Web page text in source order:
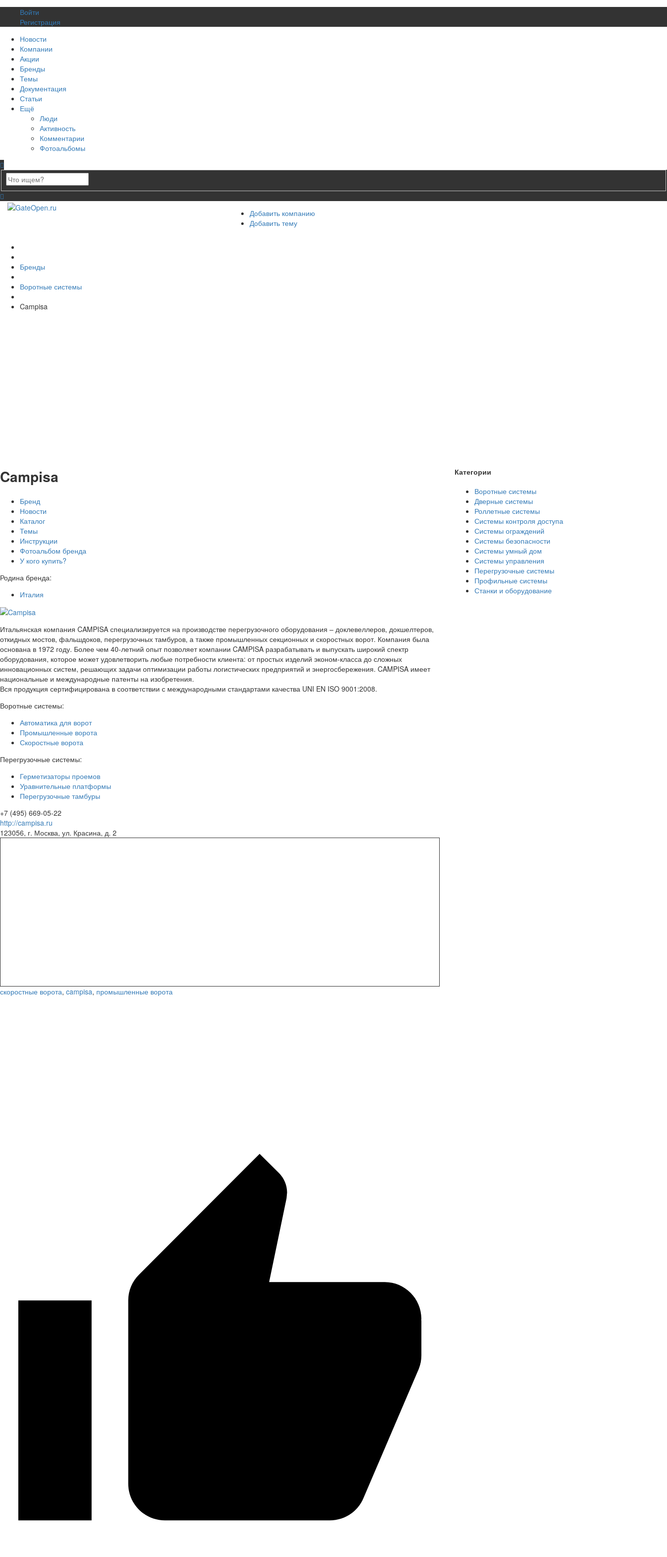
Войти
Регистрация
Новости
Компании
Акции
Бренды
Темы
Документация
Статьи
Ещё
Люди
Активность
Комментарии
Фотоальбомы
Добавить компанию
Добавить тему
Бренды
Воротные системы
Campisa
Campisa
Бренд
Новости
Каталог
Темы
Инструкции
Фотоальбом бренда
У кого купить?
Родина бренда:
Италия
Итальянская компания CAMPISA специализируется на производстве перегрузочного оборудования – доклевеллеров, докшелтеров,
откидных мостов, фальшдоков, перегрузочных тамбуров, а также промышленных секционных и скоростных ворот. Компания была
основана в 1972 году. Более чем 40-летний опыт позволяет компании CAMPISA разрабатывать и выпускать широкий спектр
оборудования, которое может удовлетворить любые потребности клиента: от простых изделий эконом-класса до сложных
инновационных систем, решающих задачи оптимизации работы логистических предприятий и энергосбережения. CAMPISA имеет
национальные и международные патенты на изобретения.
Вся продукция сертифицирована в соответствии с международными стандартами качества UNI EN ISO 9001:2008.
Воротные системы:
Автоматика для ворот
Промышленные ворота
Скоростные ворота
Перегрузочные системы:
Герметизаторы проемов
Уравнительные платформы
Перегрузочные тамбуры
+7 (495) 669-05-22
http://campisa.ru
123056, г. Москва, ул. Красина, д. 2
скоростные ворота, campisa, промышленные ворота
Категории
Воротные системы
Дверные системы
Роллетные системы
Системы контроля доступа
Системы ограждений
Системы безопасности
Системы умный дом
Системы управления
Перегрузочные системы
Профильные системы
Станки и оборудование